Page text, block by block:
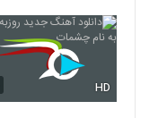
5726
HD